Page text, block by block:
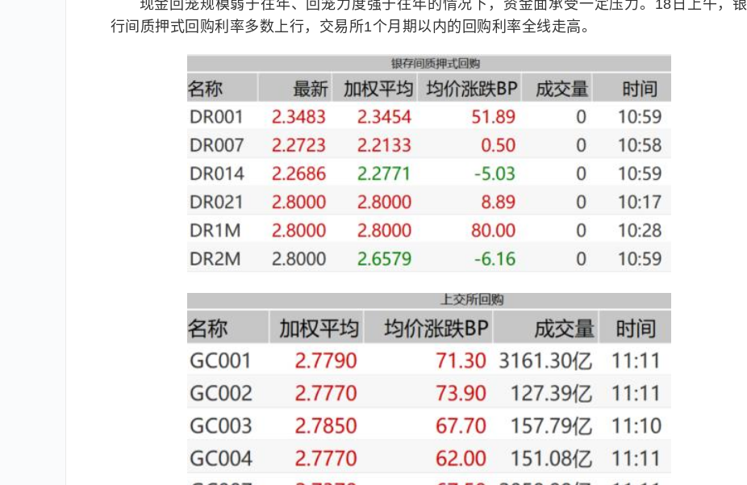
现金回笼规模弱于往年、回笼力度强于往年的情况下，资金面承受一定压力。18日上午，银
行间质押式回购利率多数上行，交易所1个月期以内的回购利率全线走高。